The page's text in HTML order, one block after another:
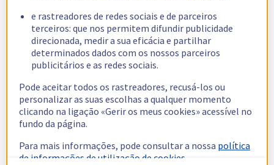
e rastreadores de redes sociais e de parceiros
terceiros: que nos permitem difundir publicidade
direcionada, medir a sua eficácia e partilhar
determinados dados com os nossos parceiros
publicitários e as redes sociais.
Pode aceitar todos os rastreadores, recusá-los ou
personalizar as suas escolhas a qualquer momento
clicando na ligação «Gerir os meus cookies» acessível no
fundo da página.
Para mais informações, pode consultar a nossa política
de informações de utilização de cookies.